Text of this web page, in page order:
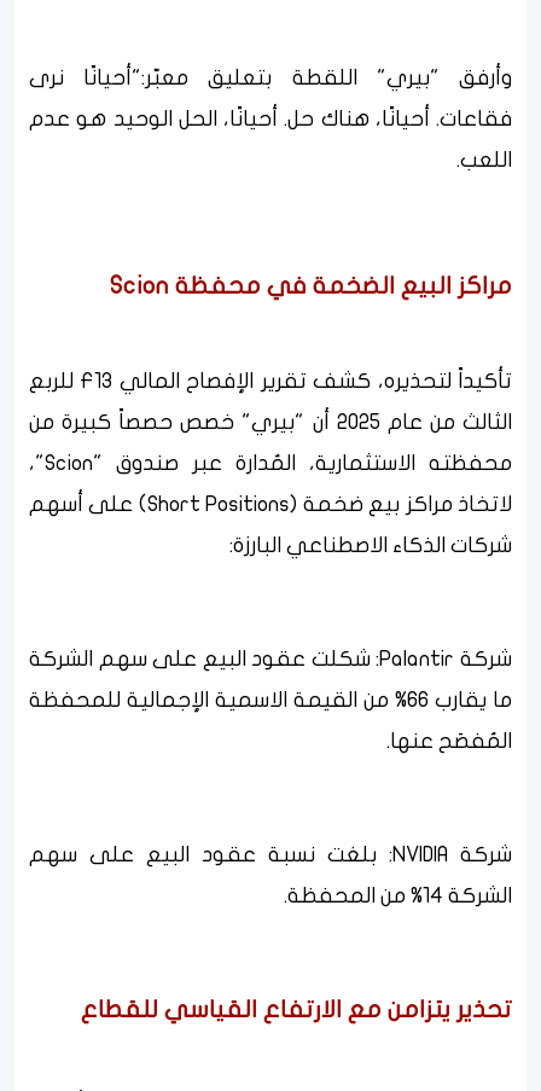
وأرفق "بيري" اللقطة بتعليق معبّر:"أحيانًا نرى
فقاعات. أحيانًا، هناك حل. أحيانًا، الحل الوحيد هو عدم
اللعب.
مراكز البيع الضخمة في محفظة Scion
تأكيداً لتحذيره، كشف تقرير الإفصاح المالي F13 للربع
الثالث من عام 2025 أن "بيري" خصص حصصاً كبيرة من
محفظته الاستثمارية، المُدارة عبر صندوق "Scion"،
لاتخاذ مراكز بيع ضخمة (Short Positions) على أسهم
شركات الذكاء الاصطناعي البارزة:
شركة Palantir: شكلت عقود البيع على سهم الشركة
ما يقارب 66% من القيمة الاسمية الإجمالية للمحفظة
المُفصَح عنها.
شركة NVIDIA: بلغت نسبة عقود البيع على سهم
الشركة 14% من المحفظة.
تحذير يتزامن مع الارتفاع القياسي للقطاع